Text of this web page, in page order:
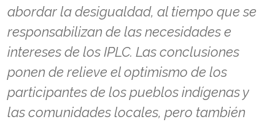
abordar la desigualdad, al tiempo que se
responsabilizan de las necesidades e
intereses de los IPLC. Las conclusiones
ponen de relieve el optimismo de los
participantes de los pueblos indígenas y
las comunidades locales, pero también